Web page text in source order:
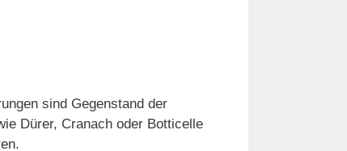
sind Gegenstand der
Dürer, Cranach oder Botticelle